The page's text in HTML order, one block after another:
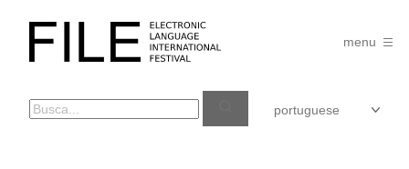
FILE
FESTIVAL
menu